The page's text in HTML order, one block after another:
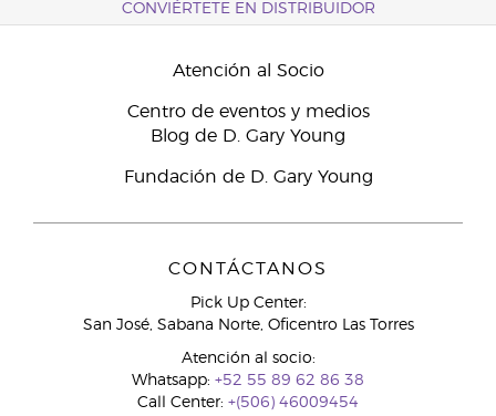
CONVIÉRTETE EN DISTRIBUIDOR
Atención al Socio
Centro de eventos y medios
Blog de D. Gary Young
Fundación de D. Gary Young
CONTÁCTANOS
Pick Up Center:
San José, Sabana Norte, Oficentro Las Torres
Atención al socio:
Whatsapp: +52 55 89 62 86 38
Call Center: +(506) 46009454